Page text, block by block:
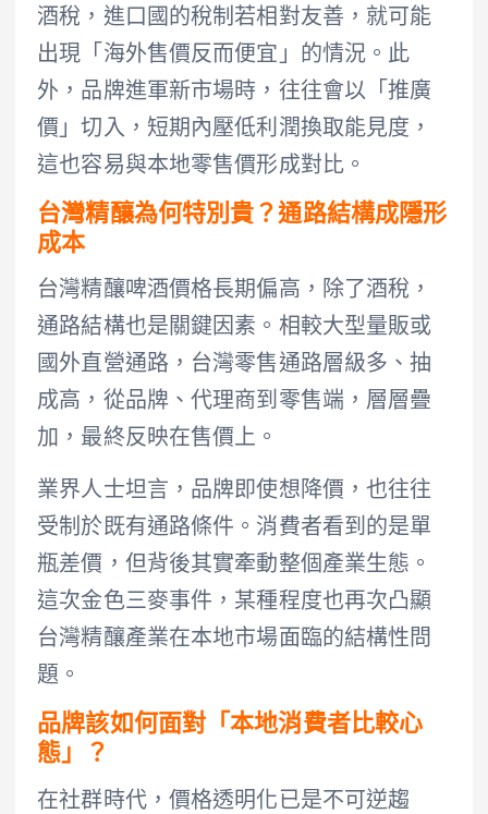
酒稅，進口國的稅制若相對友善，就可能
出現「海外售價反而便宜」的情況。此
外，品牌進軍新市場時，往往會以「推廣
價」切入，短期內壓低利潤換取能見度，
這也容易與本地零售價形成對比。
台灣精釀為何特別貴？通路結構成隱形
成本
台灣精釀啤酒價格長期偏高，除了酒稅，
通路結構也是關鍵因素。相較大型量販或
國外直營通路，台灣零售通路層級多、抽
成高，從品牌、代理商到零售端，層層疊
加，最終反映在售價上。
業界人士坦言，品牌即使想降價，也往往
受制於既有通路條件。消費者看到的是單
瓶差價，但背後其實牽動整個產業生態。
這次金色三麥事件，某種程度也再次凸顯
台灣精釀產業在本地市場面臨的結構性問
題。
品牌該如何面對「本地消費者比較心
態」？
在社群時代，價格透明化已是不可逆趨